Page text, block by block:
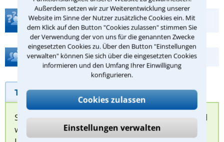
Außerdem setzen wir zur Weiterentwicklung unserer
Website im Sinne der Nutzer zusätzliche Cookies ein. Mit
dem Klick auf den Button "Cookies zulassen" stimmen Sie
der Verwendung der von uns für die genannten Zwecke
eingesetzten Cookies zu. Über den Button "Einstellungen
verwalten" können Sie sich über die eingesetzten Cookies
informieren und den Umfang Ihrer Einwilligung
konfigurieren.
Cookies zulassen
Einstellungen verwalten
Teste Dein Rechtswissen
Hilfe bei Ihrer Anwaltsuche?
Telefonhilfe Beratungsanfrage
Sie können hier Ihren Fall schildern. Anschließend
werden sich spezialisierte Rechtsanwälte bei